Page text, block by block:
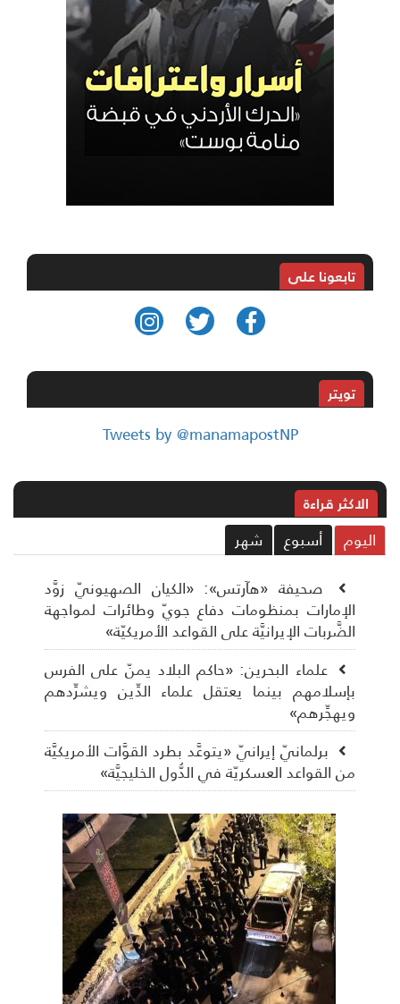
تابعونا على
تويتر
Tweets by @manamapostNP
الاکثر قراءة
أسبوع شهر
صحيفة «هآرتس»: «الكيان الصهيونيّ زوَّد
الإمارات بمنظومات دفاع جويّ وطائرات لمواجهة
الضَّربات الإيرانيَّة على القواعد الأمريكيّة»
علماء البحرين: «حاكم البلاد يمنّ على الفرس
بإسلامهم بينما يعتقل علماء الدِّين ويشرِّدهم
ويهجِّرهم»
برلمانيّ إيرانيّ «يتوعَّد بطرد القوَّات الأمريكيَّة
من القواعد العسكريّة في الدُّول الخليجيَّة»